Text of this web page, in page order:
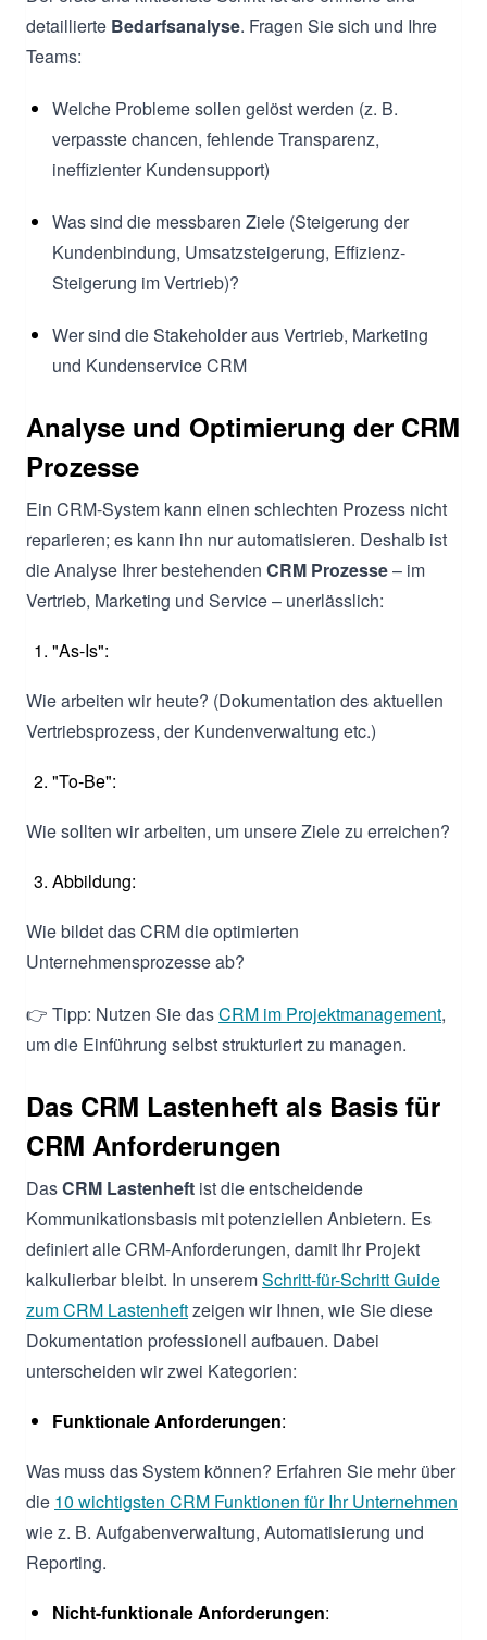
detaillierte Bedarfsanalyse. Fragen Sie sich und Ihre
Teams:
Welche Probleme sollen gelöst werden (z. B.
verpasste chancen, fehlende Transparenz,
ineffizienter Kundensupport)
Was sind die messbaren Ziele (Steigerung der
Kundenbindung, Umsatzsteigerung, Effizienz-
Steigerung im Vertrieb)?
Wer sind die Stakeholder aus Vertrieb, Marketing
und Kundenservice CRM
Analyse und Optimierung der CRM
Prozesse
Ein CRM-System kann einen schlechten Prozess nicht
reparieren; es kann ihn nur automatisieren. Deshalb ist
die Analyse Ihrer bestehenden CRM Prozesse– im
Vertrieb, Marketing und Service – unerlässlich:
"As-Is":
Wie arbeiten wir heute? (Dokumentation des aktuellen
Vertriebsprozess, der Kundenverwaltung etc.)
"To-Be":
Wie sollten wir arbeiten, um unsere Ziele zu erreichen?
Abbildung:
Wie bildet das CRM die optimierten
Unternehmensprozesse ab?
👉 Tipp: Nutzen Sie dasCRM im Projektmanagement,
um die Einführung selbst strukturiert zu managen.
Das CRM Lastenheft als Basis für
CRM Anforderungen
DasCRM Lastenheft ist die entscheidende
Kommunikationsbasis mit potenziellen Anbietern. Es
definiert alle CRM-Anforderungen, damit Ihr Projekt
kalkulierbar bleibt. In unseremSchritt-für-Schritt Guide
zum CRM Lastenheftzeigen wir Ihnen, wie Sie diese
Dokumentation professionell aufbauen. Dabei
unterscheiden wir zwei Kategorien:
Funktionale Anforderungen:
Was muss das System können? Erfahren Sie mehr über
die 10 wichtigsten CRM Funktionen für Ihr Unternehmen
wie z. B. Aufgabenverwaltung, Automatisierung und
Reporting.
Nicht-funktionale Anforderungen: